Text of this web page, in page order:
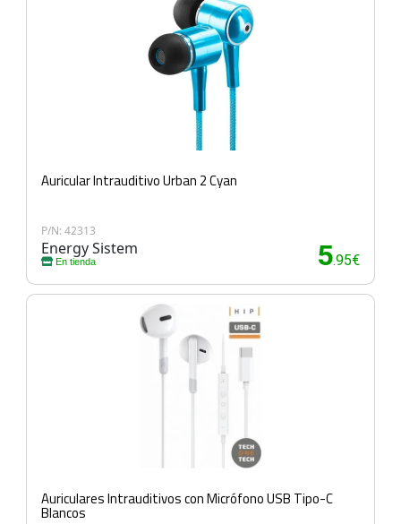
Auricular Intrauditivo Urban 2 Cyan
P/N: 42313
Energy Sistem
En tienda 5.95€
Auriculares Intrauditivos con Micrófono USB Tipo-C
Blancos